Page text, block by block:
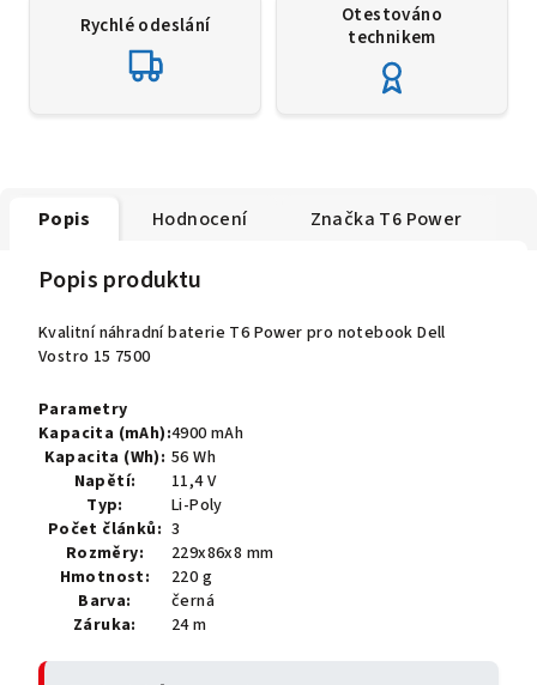
Rychlé odeslání
Otestováno
technikem
Popis Hodnocení Značka T6 Power
Popis produktu
Kvalitní náhradní baterie T6 Power pro notebook Dell
Vostro 15 7500
Parametry
Kapacita (mAh):4900 mAh
Kapacita (Wh): 56 Wh
Napětí:
11,4 V
Typ:
Li-Poly
Počet článků: 3
Rozměry:
229x86x8 mm
Hmotnost:
220 g
Barva:
černá
Záruka:
24 m